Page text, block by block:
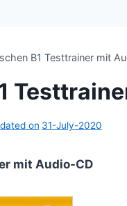
B1 Testtrainer mit
on 31-July-2020
mit Audio-CD